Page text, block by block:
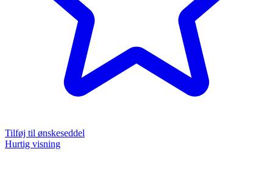
Tilføj til ønskeseddel
Hurtig visning